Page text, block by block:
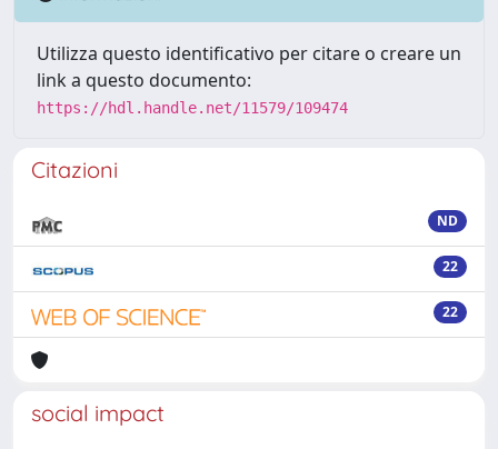
Utilizza questo identificativo per citare o creare un
link a questo documento:
https://hdl.handle.net/11579/109474
Citazioni
ND
22
22
social impact